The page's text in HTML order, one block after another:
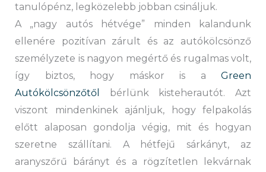
tanulópénz, legközelebb jobban csináljuk.
A „nagy autós hétvége” minden kalandunk
ellenére pozitívan zárult és az autókölcsönző
személyzete is nagyon megértő és rugalmas volt,
így biztos, hogy máskor is a Green
Autókölcsönzőtől
bérlünk kisteherautót. Azt
viszont mindenkinek ajánljuk, hogy felpakolás
előtt alaposan gondolja végig, mit és hogyan
szeretne szállítani. A hétfejű sárkányt, az
aranyszőrű bárányt és a rögzítetlen lekvárnak